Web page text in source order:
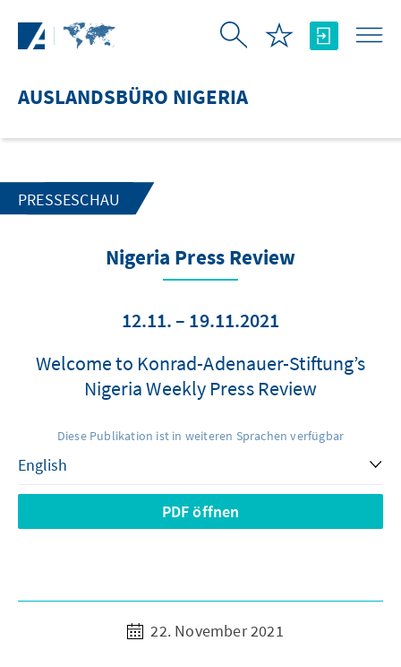
AUSLANDSBÜRO NIGERIA
PRESSESCHAU
Nigeria Press Review
12.11. – 19.11.2021
Welcome to Konrad-Adenauer-Stiftung’s
Nigeria Weekly Press Review
Diese Publikation ist in weiteren Sprachen verfügbar
PDF öffnen
22. November 2021